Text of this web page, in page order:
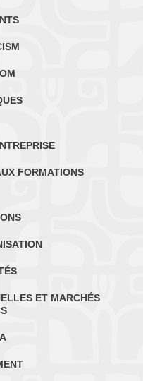
FORMATIONS
ET MARCHÉS